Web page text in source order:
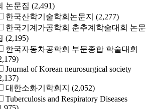
논문집 (2,491)
한국산학기술학회논문지 (2,277)
한국기계가공학회 춘추계학술대회 논문
(2,195)
한국자동차공학회 부문종합 학술대회
Journal of Korean neurosurgical society
대한소화기학회지 (2,052)
Tuberculosis and Respiratory Diseases